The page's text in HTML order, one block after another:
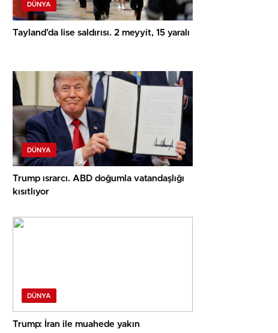
DÜNYA
Tayland’da lise saldırısı. 2 meyyit, 15 yaralı
DÜNYA
Trump ısrarcı. ABD doğumla vatandaşlığı
kısıtlıyor
DÜNYA
Trump: İran ile muahede yakın